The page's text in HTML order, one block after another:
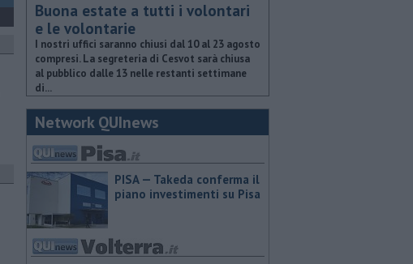
Buona estate a tutti i volontari
e le volontarie
I nostri uffici saranno chiusi dal 10 al 23 agosto
compresi. La segreteria di Cesvot sarà chiusa
al pubblico dalle 13 nelle restanti settimane
di...
Network QUInews
PISA — Takeda conferma il
piano investimenti su Pisa